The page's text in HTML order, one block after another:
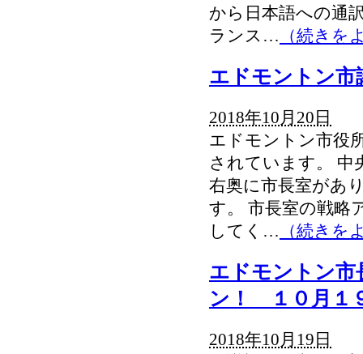
から日本語への通
ランス… （続きを
エドモントン
2018年10月20日
エドモントン市役
されています。 中
右奥に市長室があ
す。 市長室の戦略
してく… （続きを
エドモントン市
ン！ １０月１
2018年10月19日